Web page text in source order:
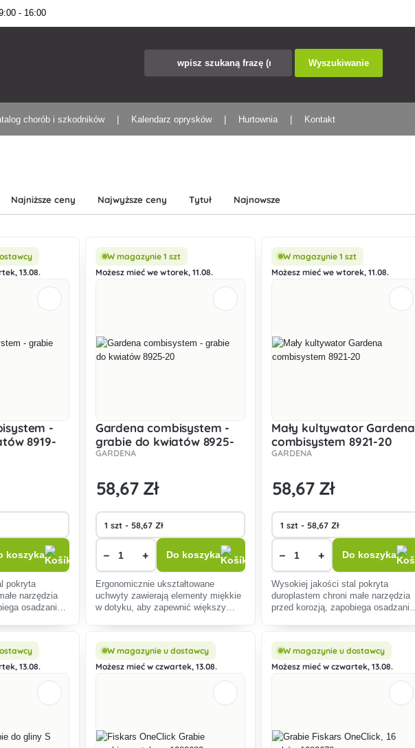
- 16:00
Wyszukiwanie
chorób i szkodników Kalendarz oprysków Hurtownia Kontakt
Najniższe ceny Najwyższe ceny Tytuł Najnowsze
13.08.
-
8919-
koszyka
pokryta
narzędzia
osadzaniu
W magazynie 1 szt
Możesz mieć we wtorek, 11.08.
Gardena combisystem -
grabie do kwiatów 8925-
20
GARDENA
58,67 Zł
− + Do koszyka
Ergonomicznie ukształtowane
uchwyty zawierają elementy miękkie
w dotyku, aby zapewnić większy
zapobiega ślizganiu się dłoni
podczas p
W magazynie 1 szt
Możesz mieć we wtorek, 11.08.
Mały kultywator Gardena
combisystem 8921-20
GARDENA
58,67 Zł
− + Do koszyka
Wysokiej jakości stal pokryta
duroplastem chroni małe narzędzia
przed korozją, zapobiega osadzaniu
13.08.
W magazynie u dostawcy
Możesz mieć w czwartek, 13.08.
W magazynie u dostawcy
Możesz mieć w czwartek, 13.08.